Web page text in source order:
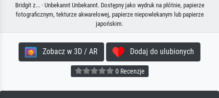
Bridgit z... · Unbekannt Unbekannt. Dostępny jako wydruk na płótnie, papierze
fotograficznym, tekturze akwarelowej, papierze niepowlekanym lub papierze
japońskim.
Zobacz w 3D / AR Dodaj do ulubionych
0 Recenzje